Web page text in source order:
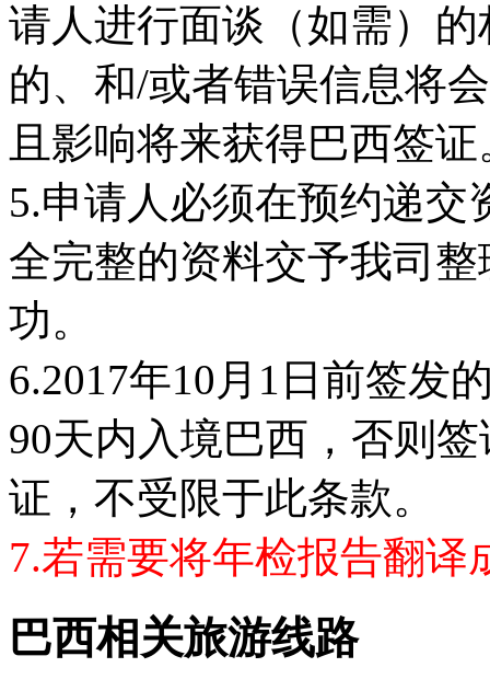
请人进行面谈（如需）
的、和/或者错误信息将
且影响将来获得巴西签证
5.申请人必须在预约递交
全完整的资料交予我司
功。
6.2017年10月1日前签发
90天内入境巴西，否则
证，不受限于此条款。
7.若需要将年检报告翻译
巴西相关旅游线路